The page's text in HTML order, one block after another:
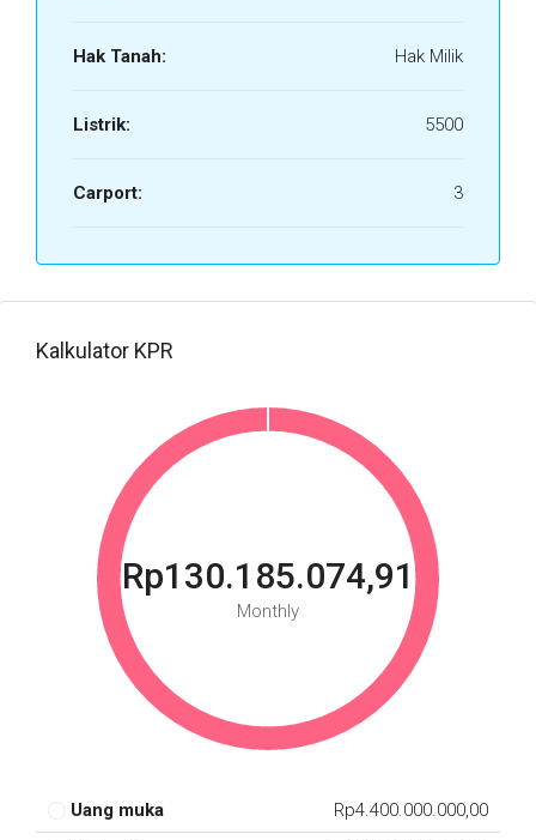
Hak Tanah: Hak Milik
Listrik: 5500
Carport: 3
Kalkulator KPR
Rp130.185.074,91
Monthly
Uang muka Rp4.400.000.000,00